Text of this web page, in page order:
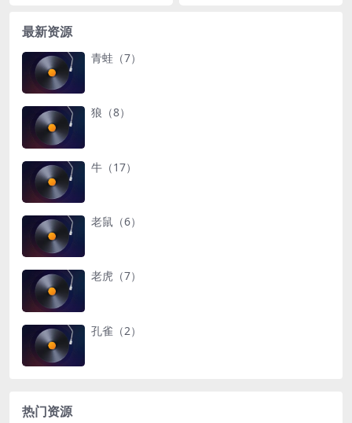
最新资源
青蛙（7）
狼（8）
牛（17）
老鼠（6）
老虎（7）
孔雀（2）
热门资源